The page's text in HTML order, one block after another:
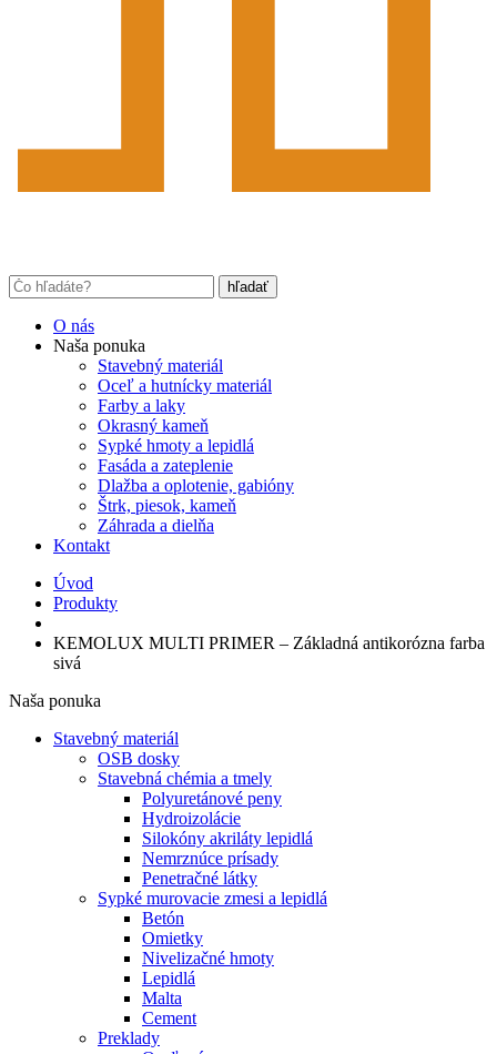
O nás
Naša ponuka
Stavebný materiál
Oceľ a hutnícky materiál
Farby a laky
Okrasný kameň
Sypké hmoty a lepidlá
Fasáda a zateplenie
Dlažba a oplotenie, gabióny
Štrk, piesok, kameň
Záhrada a dielňa
Kontakt
Úvod
Produkty
KEMOLUX MULTI PRIMER – Základná antikorózna farba
sivá
Naša ponuka
Stavebný materiál
OSB dosky
Stavebná chémia a tmely
Polyuretánové peny
Hydroizolácie
Silokóny akriláty lepidlá
Nemrznúce prísady
Penetračné látky
Sypké murovacie zmesi a lepidlá
Betón
Omietky
Nivelizačné hmoty
Lepidlá
Malta
Cement
Preklady